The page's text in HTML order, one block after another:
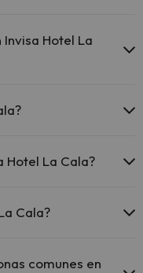
Fi.
Hotel La
y otras instalaciones.
Hotel La Cala?
Cala?
comunes en